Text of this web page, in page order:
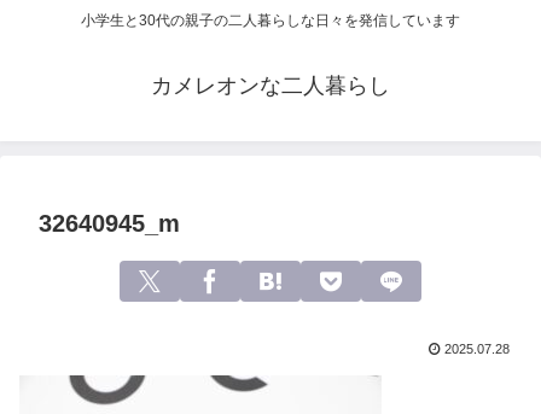
小学生と30代の親子の二人暮らしな日々を発信しています
カメレオンな二人暮らし
32640945_m
2025.07.28